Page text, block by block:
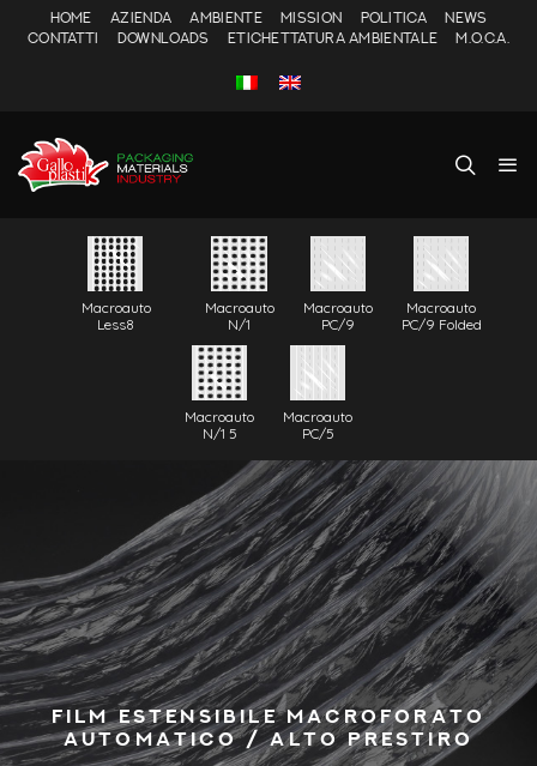
HOME AZIENDA AMBIENTE MISSION POLITICA
NEWS
CONTATTI
DOWNLOADS ETICHETTATURA AMBIENTALE M.O.C.A.
Macroauto
Less8
Macroauto
N/1
Macroauto
PC/9
Macroauto
PC/9 Folded
Macroauto
N/1 5
Macroauto
PC/5
FILM ESTENSIBILE MACROFORATO
AUTOMATICO / ALTO PRESTIRO